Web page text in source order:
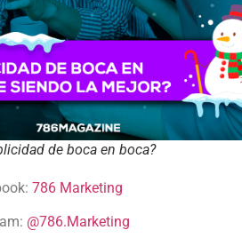
de boca en boca?
786 Marketing
@786.Marketing